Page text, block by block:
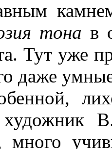
камнем
тона в
Тут уже
даже
много